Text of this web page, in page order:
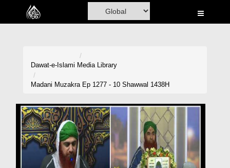
Home
Volunteer Portal
Rohani Ilaj
Dawat-e-Islami Media Library
Madani Muzakra Ep 1277 - 10 Shawwal 1438H